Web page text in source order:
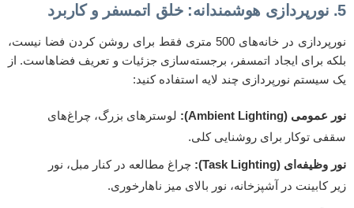
5. نورپردازی هوشمندانه: خلق اتمسفر و کاربرد
نورپردازی در خانه‌های 500 متری فقط برای روشن کردن فضا نیست،
بلکه برای ایجاد اتمسفر، برجسته‌سازی جزئیات و تعریف فضاهاست. از
یک سیستم نورپردازی چند لایه استفاده کنید:
نور عمومی (Ambient Lighting):
لوسترهای بزرگ، چراغ‌های
سقفی توکار برای روشنایی کلی.
نور وظیفه‌ای (Task Lighting):
چراغ مطالعه در کنار مبل، نور
زیر کابینت در آشپزخانه، نور بالای میز ناهارخوری.